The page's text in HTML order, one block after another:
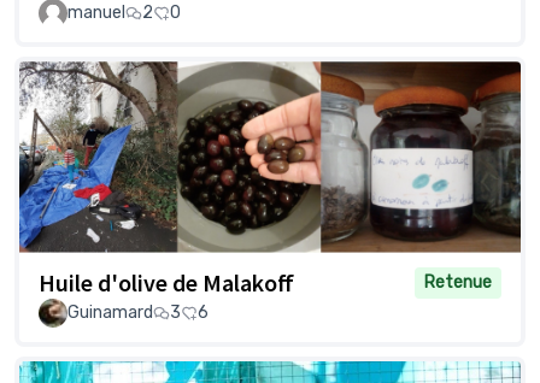
manuel 2 0
Huile d'olive de Malakoff
Retenue
Guinamard
3 6